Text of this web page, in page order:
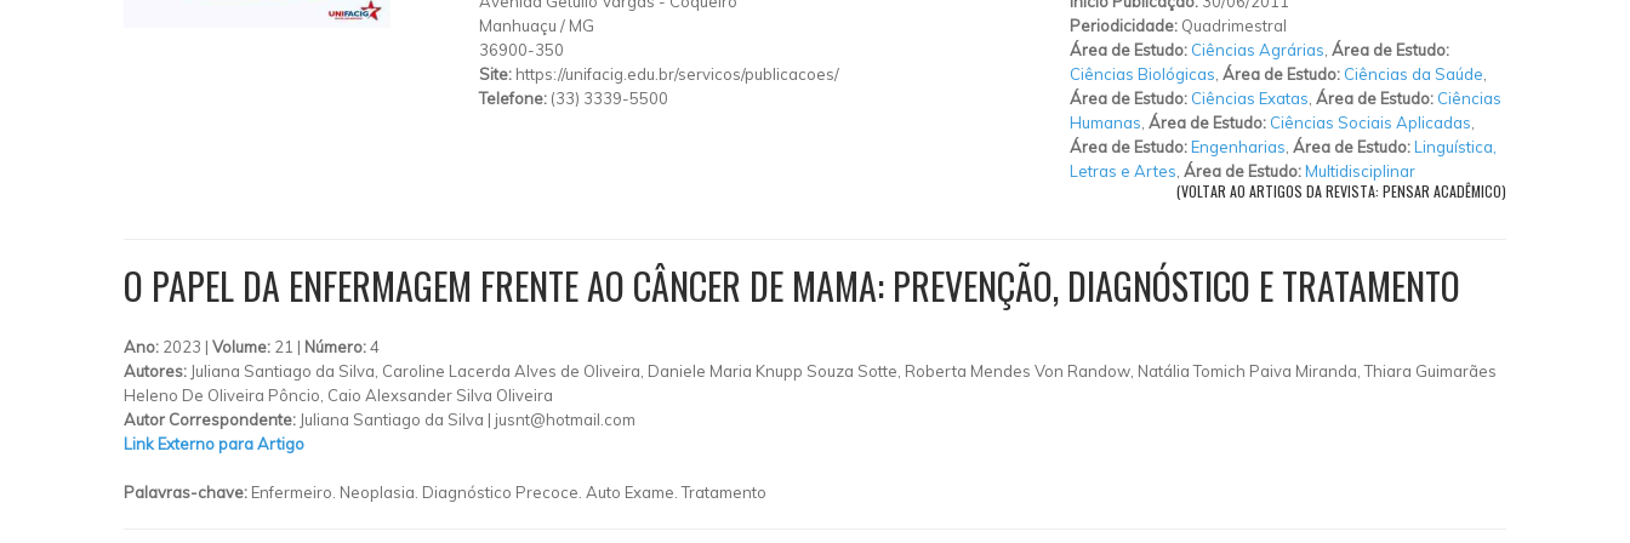
Manhuaçu / MG
36900-350
Site: https://unifacig.edu.br/servicos/publicacoes/
Telefone: (33) 3339-5500
Periodicidade: Quadrimestral
Área de Estudo: Ciências Agrárias Área de Estudo:
Ciências Biológicas Área de Estudo: Ciências da Saúde
Área de Estudo: Ciências Exatas Área de Estudo: Ciências
Humanas Área de Estudo: Ciências Sociais Aplicadas
Área de Estudo:Engenharias Área de Estudo:Linguística,
Letras e Artes Área de Estudo:Multidisciplinar
(VOLTAR AO ARTIGOS DA REVISTA: PENSAR ACADÊMICO)
O PAPEL DA ENFERMAGEM FRENTE AO CÂNCER DE MAMA: PREVENÇÃO, DIAGNÓSTICO E TRATAMENTO
Ano: 2023 | Volume: 21 | Número:4
Autores: Juliana Santiago da Silva, Caroline Lacerda Alves de Oliveira, Daniele Maria Knupp Souza Sotte, Roberta Mendes Von Randow, Natália Tomich Paiva Miranda, Thiara Guimarães
Heleno De Oliveira Pôncio, Caio Alexsander Silva Oliveira
Autor Correspondente: Juliana Santiago da Silva | jusnt@hotmail.com
Link Externo para Artigo
Palavras-chave: Enfermeiro. Neoplasia. Diagnóstico Precoce. Auto Exame. Tratamento